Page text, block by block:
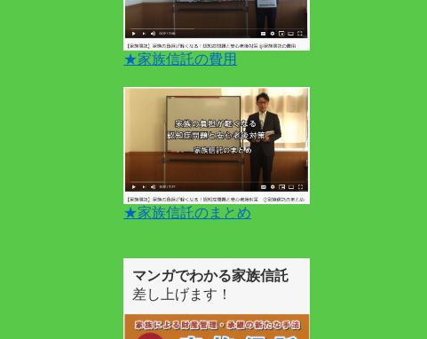
★家族信託の費用
★家族信託のまとめ
マンガでわかる家族信託
差し上げます！